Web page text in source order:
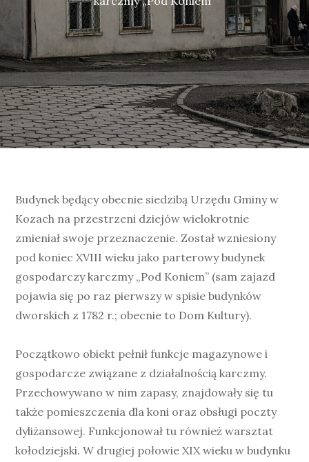
Budynek będący obecnie siedzibą Urzędu Gminy w
Kozach na przestrzeni dziejów wielokrotnie
zmieniał swoje przeznaczenie. Został wzniesiony
pod koniec XVIII wieku jako parterowy budynek
gospodarczy karczmy „Pod Koniem” (sam zajazd
pojawia się po raz pierwszy w spisie budynków
dworskich z 1782 r.; obecnie to Dom Kultury).
Początkowo obiekt pełnił funkcje magazynowe i
gospodarcze związane z działalnością karczmy.
Przechowywano w nim zapasy, znajdowały się tu
także pomieszczenia dla koni oraz obsługi poczty
dyliżansowej. Funkcjonował tu również warsztat
kołodziejski. W drugiej połowie XIX wieku w budynku